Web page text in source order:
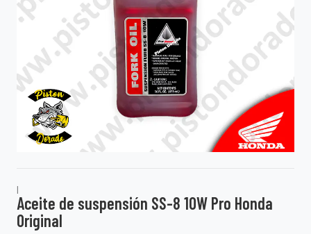
|
Aceite de suspensión SS-8 10W Pro Honda
Original